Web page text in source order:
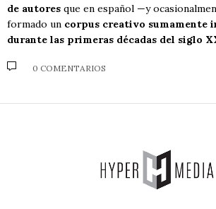
de autores que en español —y
formado un corpus creativo sumamente
durante las primeras décadas del siglo
0 COMENTARIOS